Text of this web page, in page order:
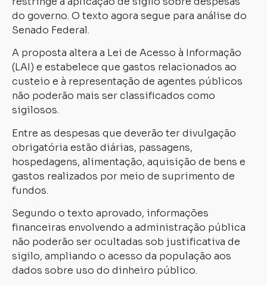
do governo. O texto agora segue para análise do
Senado Federal.
A proposta altera a Lei de Acesso à Informação
(LAI) e estabelece que gastos relacionados ao
custeio e à representação de agentes públicos
não poderão mais ser classificados como
sigilosos.
Entre as despesas que deverão ter divulgação
obrigatória estão diárias, passagens,
hospedagens, alimentação, aquisição de bens e
gastos realizados por meio de suprimento de
fundos.
Segundo o texto aprovado, informações
financeiras envolvendo a administração pública
não poderão ser ocultadas sob justificativa de
sigilo, ampliando o acesso da população aos
dados sobre uso do dinheiro público.